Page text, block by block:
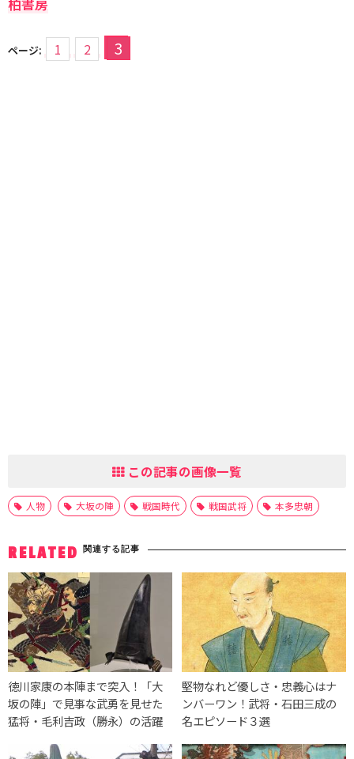
ページ: 1 2 3
この記事の画像一覧
人物 大坂の陣 戦国時代 戦国武将 本多忠朝
RELATED 関連する記事
徳川家康の本陣まで突入！「大
坂の陣」で見事な武勇を見せた
猛将・毛利吉政（勝永）の活躍
堅物なれど優しさ・忠義心はナ
ンバーワン！武将・石田三成の
名エピソード３選